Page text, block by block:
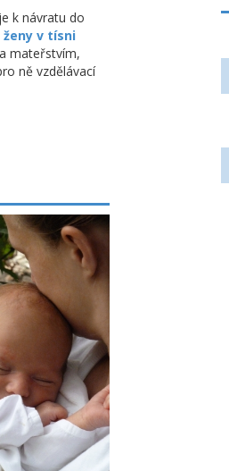
k návratu do
v tísni
mateřstvím,
ně vzdělávací